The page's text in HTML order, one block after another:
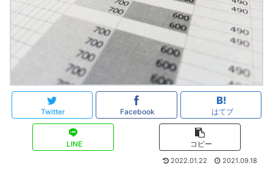
Twitter Facebook はてブ
LINE コピー
2022.01.22 2021.09.18